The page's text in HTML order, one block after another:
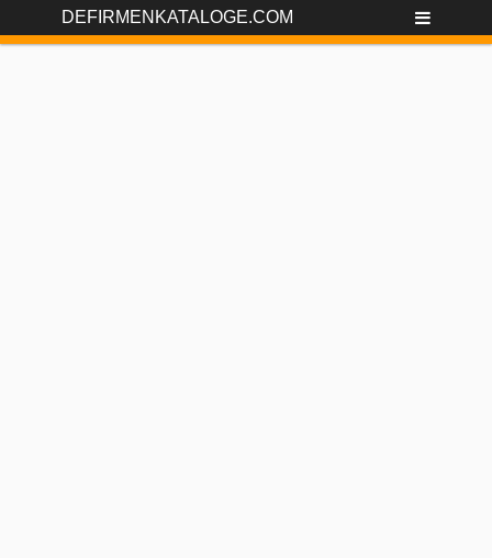
DEFIRMENKATALOGE.COM